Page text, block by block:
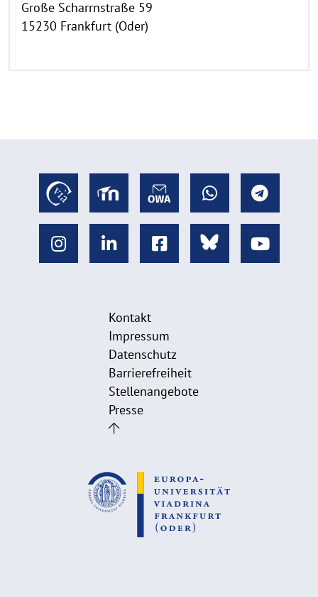
Große Scharrnstraße 59
15230 Frankfurt (Oder)
Kontakt
Impressum
Datenschutz
Barrierefreiheit
Stellenangebote
Presse